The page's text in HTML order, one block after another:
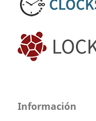
Información